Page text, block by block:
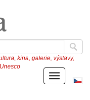
kina, galerie, výstavy,
Menu